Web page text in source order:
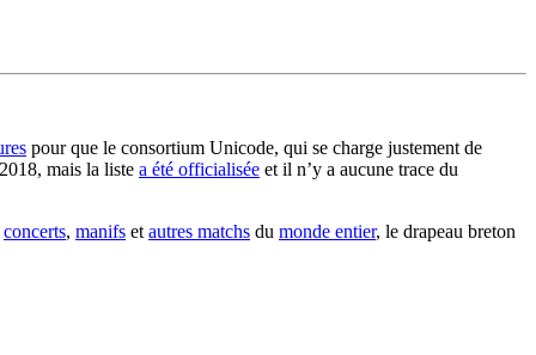
pour que le consortium Unicode, qui se charge justement de
mais la liste a été officialisée et il n’y a aucune trace du
concerts, manifs et autres matchs du monde entier, le drapeau breton